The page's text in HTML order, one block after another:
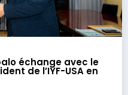
échange avec le
de l’IYF-USA en